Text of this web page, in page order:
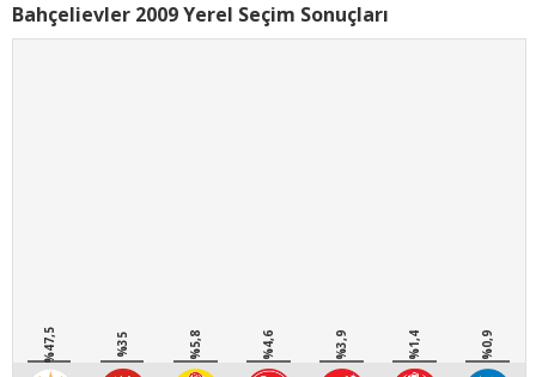
Bahçelievler 2009 Yerel Seçim Sonuçları
%47,5 %35 %5,8 %4,6 %3,9 %1,4 %0,9